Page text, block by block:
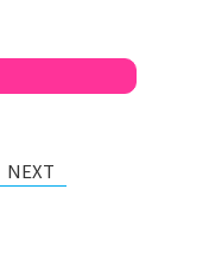
NEXT